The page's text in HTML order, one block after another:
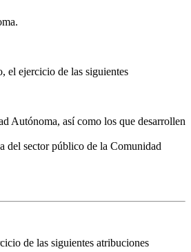
el ejercicio de las siguientes
Autónoma, así como los que desarrollen
del sector público de la Comunidad
de las siguientes atribuciones